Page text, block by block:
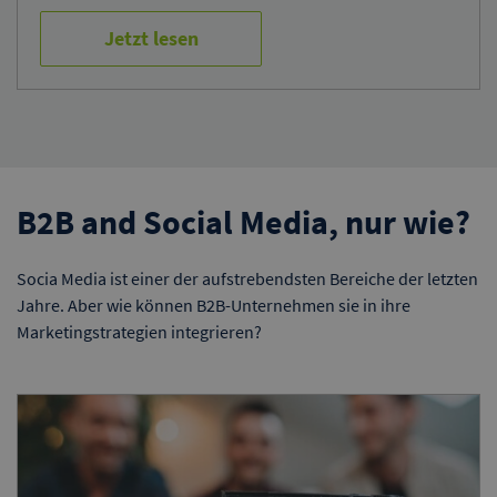
Jetzt lesen
B2B and Social Media, nur wie?
Socia Media ist einer der aufstrebendsten Bereiche der letzten
Jahre. Aber wie können B2B-Unternehmen sie in ihre
Marketingstrategien integrieren?